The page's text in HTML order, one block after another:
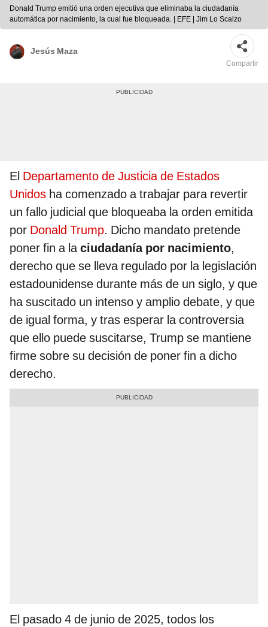
Donald Trump emitió una orden ejecutiva que eliminaba la ciudadanía
automática por nacimiento, la cual fue bloqueada. | EFE | Jim Lo Scalzo
Jesús Maza
Compartir
El Departamento de Justicia de Estados
Unidos ha comenzado a trabajar para revertir
un fallo judicial que bloqueaba la orden emitida
por Donald Trump. Dicho mandato pretende
poner fin a laciudadanía por nacimiento,
derecho que se lleva regulado por la legislación
estadounidense durante más de un siglo, y que
ha suscitado un intenso y amplio debate, y que
de igual forma, y tras esperar la controversia
que ello puede suscitarse, Trump se mantiene
firme sobre su decisión de poner fin a dicho
derecho.
El pasado 4 de junio de 2025, todos los